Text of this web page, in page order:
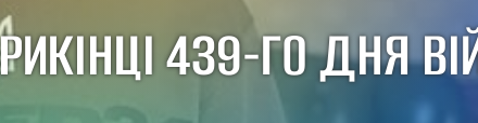
439-ГО ДНЯ